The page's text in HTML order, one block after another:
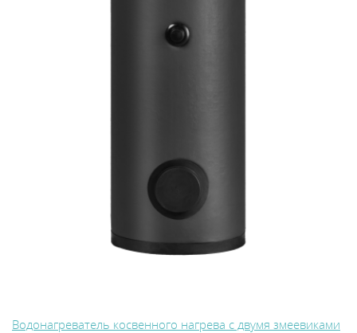
Водонагреватель косвенного нагрева с двумя змеевиками